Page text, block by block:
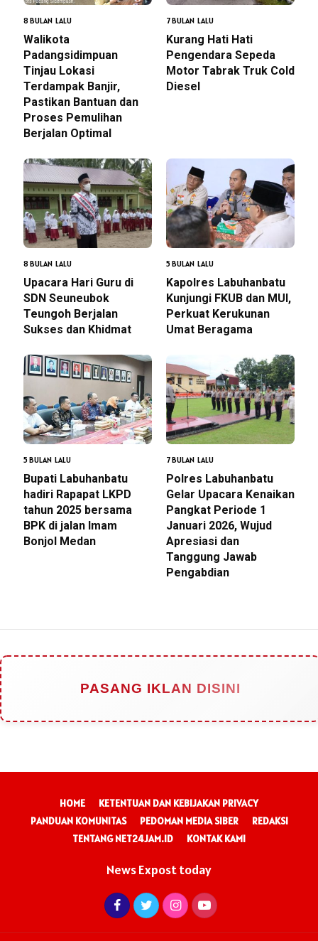
8 BULAN LALU
Walikota
Padangsidimpuan
Tinjau Lokasi
Terdampak Banjir,
Pastikan Bantuan dan
Proses Pemulihan
Berjalan Optimal
7 BULAN LALU
Kurang Hati Hati
Pengendara Sepeda
Motor Tabrak Truk Cold
Diesel
8 BULAN LALU
Upacara Hari Guru di
SDN Seuneubok
Teungoh Berjalan
Sukses dan Khidmat
5 BULAN LALU
Kapolres Labuhanbatu
Kunjungi FKUB dan MUI,
Perkuat Kerukunan
Umat Beragama
5 BULAN LALU
Bupati Labuhanbatu
hadiri Rapapat LKPD
tahun 2025 bersama
BPK di jalan Imam
Bonjol Medan
7 BULAN LALU
Polres Labuhanbatu
Gelar Upacara Kenaikan
Pangkat Periode 1
Januari 2026, Wujud
Apresiasi dan
Tanggung Jawab
Pengabdian
PASANG IKLAN DISINI
HOME
KETENTUAN DAN KEBIJAKAN PRIVACY
PANDUAN KOMUNITAS
PEDOMAN MEDIA SIBER
REDAKSI
TENTANG NET24JAM.ID
KONTAK KAMI
News Expost today